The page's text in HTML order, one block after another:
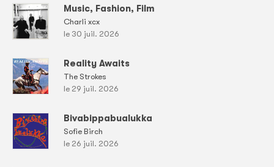
Music, Fashion, Film
Charli xcx
le 30 juil. 2026
Reality Awaits
The Strokes
le 29 juil. 2026
Bivabippabualukka
Sofie Birch
le 26 juil. 2026